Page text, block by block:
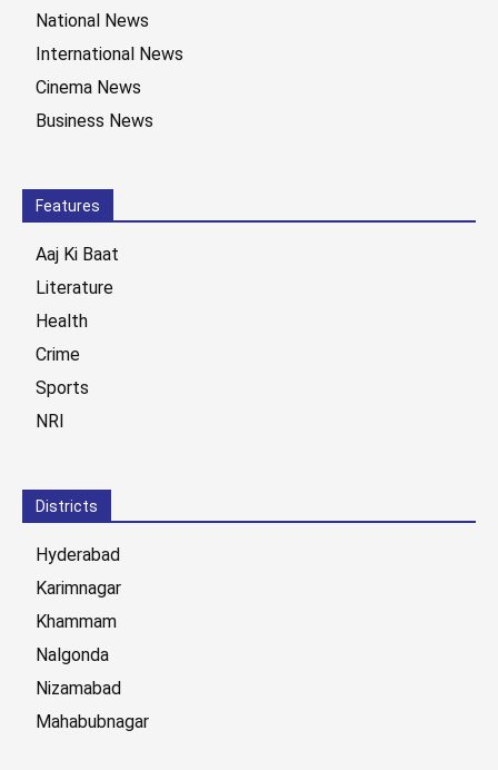
National News
International News
Cinema News
Business News
Features
Aaj Ki Baat
Literature
Health
Crime
Sports
NRI
Districts
Hyderabad
Karimnagar
Khammam
Nalgonda
Nizamabad
Mahabubnagar